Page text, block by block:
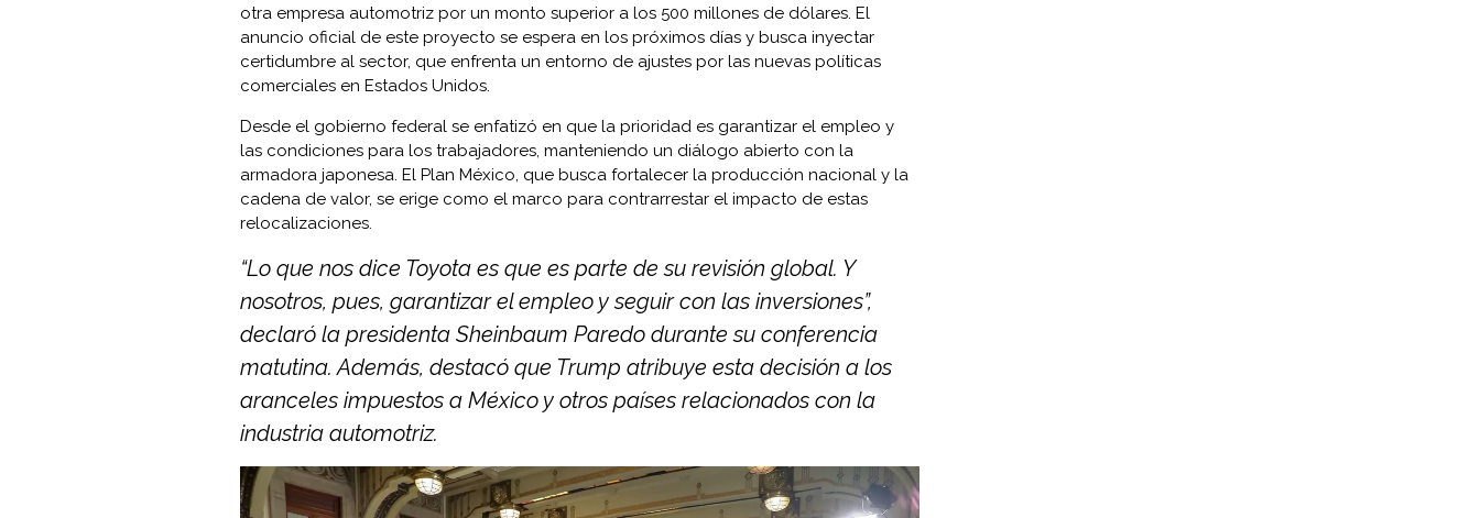
otra empresa automotriz por un monto superior a los 500 millones de dólares. El
anuncio oficial de este proyecto se espera en los próximos días y busca inyectar
certidumbre al sector, que enfrenta un entorno de ajustes por las nuevas políticas
comerciales en Estados Unidos.
Desde el gobierno federal se enfatizó en que la prioridad es garantizar el empleo y
las condiciones para los trabajadores, manteniendo un diálogo abierto con la
armadora japonesa. El Plan México, que busca fortalecer la producción nacional y la
cadena de valor, se erige como el marco para contrarrestar el impacto de estas
relocalizaciones.
“Lo que nos dice Toyota es que es parte de su revisión global. Y
nosotros, pues, garantizar el empleo y seguir con las inversiones”,
declaró la presidenta Sheinbaum Paredo durante su conferencia
matutina. Además, destacó que Trump atribuye esta decisión a los
aranceles impuestos a México y otros países relacionados con la
industria automotriz.